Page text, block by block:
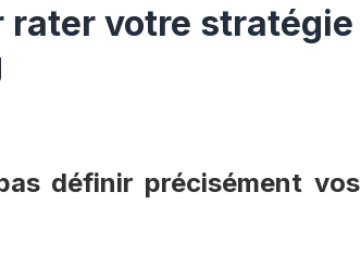
rater votre stratégie
définir précisément vos